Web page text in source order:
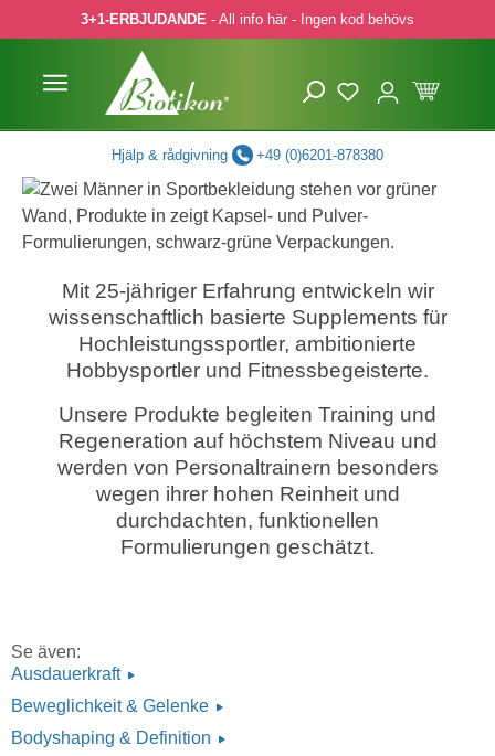
till huvudinnehåll
Hoppa till sökning
Hoppa till huvudnavigering
3+1-ERBJUDANDE - All info här - Ingen kod behövs
Hjälp & rådgivning +49 (0)6201-878380
Mit 25-jähriger Erfahrung entwickeln wir
wissenschaftlich basierte Supplements für
Hochleistungssportler, ambitionierte
Hobbysportler und Fitnessbegeisterte.
Unsere Produkte begleiten Training und
Regeneration auf höchstem Niveau und
werden von Personaltrainern besonders
wegen ihrer hohen Reinheit und
durchdachten, funktionellen
Formulierungen geschätzt.
Se även:
Ausdauerkraft
Beweglichkeit & Gelenke
Bodyshaping & Definition